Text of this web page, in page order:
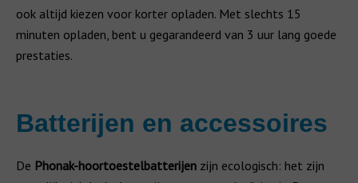
ook altijd kiezen voor korter opladen. Met slechts 15
minuten opladen, bent u gegarandeerd van 3 uur lang goede
prestaties.
Batterijen en accessoires
De Phonak-hoortoestelbatterijen zijn ecologisch: het zijn